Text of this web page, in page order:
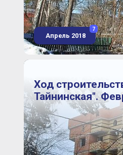
Апрель 2018
7
Ход
Тайнинская".